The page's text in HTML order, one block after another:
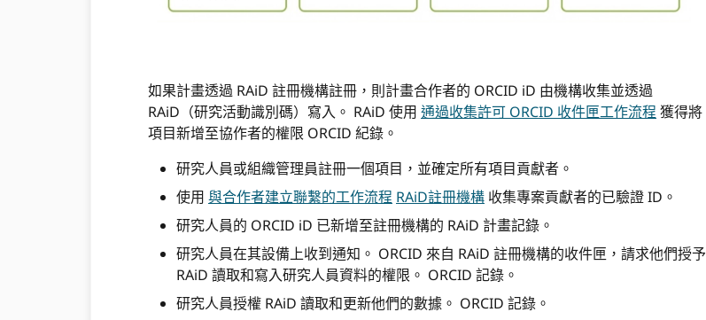
如果計畫透過 RAiD 註冊機構註冊，則計畫合作者的 ORCID iD 由機構收集並透過
RAiD（研究活動識別碼）寫入。 RAiD 使用 通過收集許可 ORCID 收件匣工作流程 獲得將
項目新增至協作者的權限 ORCID 紀錄。
研究人員或組織管理員註冊一個項目，並確定所有項目貢獻者。
使用 與合作者建立聯繫的工作流程 RAiD註冊機構 收集專案貢獻者的已驗證 ID。
研究人員的 ORCID iD 已新增至註冊機構的 RAiD 計畫記錄。
研究人員在其設備上收到通知。 ORCID 來自 RAiD 註冊機構的收件匣，請求他們授予
RAiD 讀取和寫入研究人員資料的權限。 ORCID 記錄。
研究人員授權 RAiD 讀取和更新他們的數據。 ORCID 記錄。